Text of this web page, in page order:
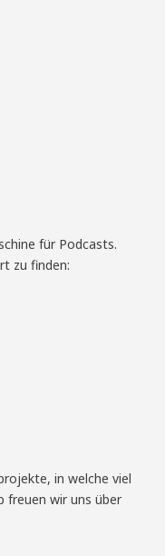
für Podcasts.
zu finden:
in welche viel
freuen wir uns über